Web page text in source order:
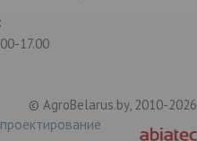
17.00
© AgroBelarus.by, 2010-2026